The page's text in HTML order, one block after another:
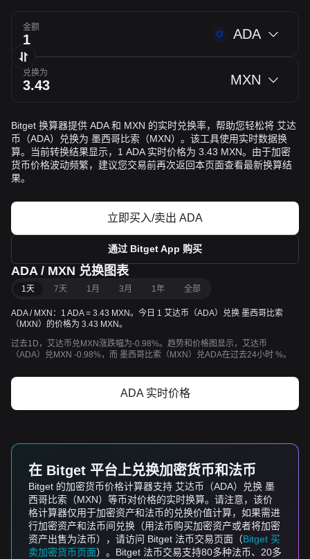
金额 ADA
兑换为 MXN
Bitget 换算器提供 ADA 和 MXN 的实时兑换率，帮助您轻松将 艾达
币（ADA）兑换为 墨西哥比索（MXN）。该工具使用实时数据换
算。当前转换结果显示，1 ADA 实时价格为 3.43 MXN。由于加密
货币价格波动频繁，建议您交易前再次返回本页面查看最新换算结
果。
立即买入/卖出 ADA
通过 Bitget App 购买
ADA / MXN 兑换图表
1天 7天 1月 3月 1年 全部
ADA / MXN：1 ADA = 3.43 MXN。今日 1 艾达币（ADA）兑换 墨西哥比索
（MXN）的价格为 3.43 MXN。
过去1D，艾达币兑MXN涨跌幅为-0.98%。趋势和价格图显示，艾达币
（ADA）兑MXN -0.98%，而 墨西哥比索（MXN）兑ADA在过去24小时 %。
ADA 实时价格
在 Bitget 平台上兑换加密货币和法币
Bitget 的加密货币价格计算器支持 艾达币（ADA）兑换 墨
西哥比索（MXN）等币对价格的实时换算。请注意，该价
格计算器仅用于加密资产和法币的兑换价值计算，如果需进
行加密资产和法币间兑换（用法币购买加密资产或者将加密
资产出售为法币），请访问 Bitget 法币交易页面（Bitget 买
卖加密货币页面）。Bitget 法币交易支持80多种法币、20多